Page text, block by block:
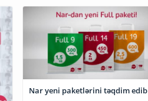
Nar yeni paketlərini təqdim edib